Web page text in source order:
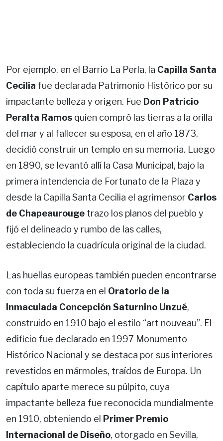
Por ejemplo, en el Barrio La Perla, la Capilla Santa
Cecilia fue declarada Patrimonio Histórico por su
impactante belleza y origen. Fue Don Patricio
Peralta Ramos quien compró las tierras a la orilla
del mar y al fallecer su esposa, en el año 1873,
decidió construir un templo en su memoria. Luego
en 1890, se levantó allí la Casa Municipal, bajo la
primera intendencia de Fortunato de la Plaza y
desde la Capilla Santa Cecilia el agrimensor Carlos
de Chapeaurouge trazo los planos del pueblo y
fijó el delineado y rumbo de las calles,
estableciendo la cuadrícula original de la ciudad.
Las huellas europeas también pueden encontrarse
con toda su fuerza en el Oratorio de la
Inmaculada Concepción Saturnino Unzué,
construido en 1910 bajo el estilo “art nouveau”. El
edificio fue declarado en 1997 Monumento
Histórico Nacional y se destaca por sus interiores
revestidos en mármoles, traídos de Europa. Un
capítulo aparte merece su púlpito, cuya
impactante belleza fue reconocida mundialmente
en 1910, obteniendo el Primer Premio
Internacional de Diseño, otorgado en Sevilla,